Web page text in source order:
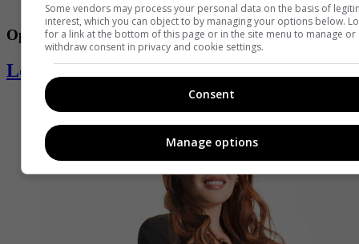
Opinión
Los microduelos de todos los días
Some vendors may process your personal data on the basis of
interest, which you can object to by managing your options below.
for a link at the bottom of this page or in the site menu to manage or
withdraw consent in privacy and cookie settings.
Consent
Manage options